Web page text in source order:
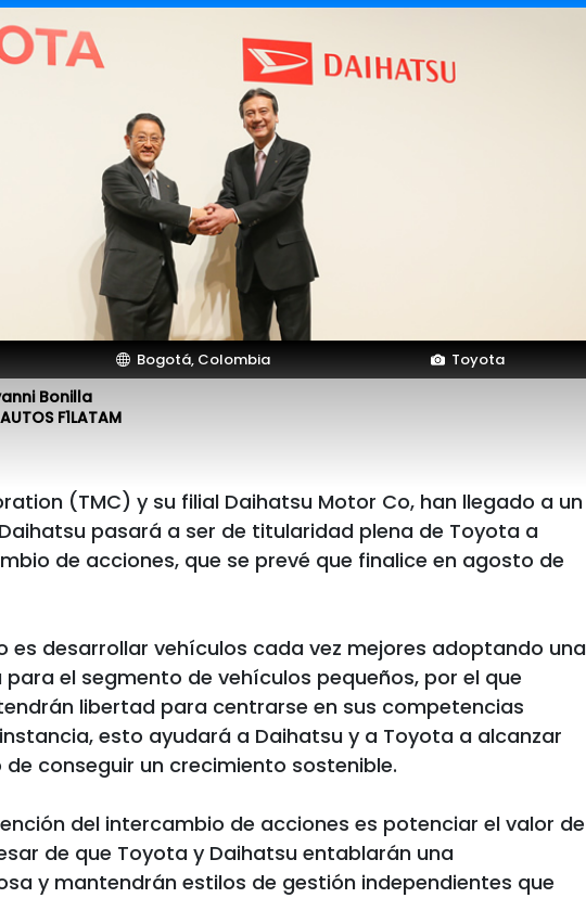
Bogotá, Colombia Toyota
Bonilla
F1LATAM
(TMC) y su filial Daihatsu Motor Co, han llegado a un
pasará a ser de titularidad plena de Toyota a
de acciones, que se prevé que finalice en agosto de
es desarrollar vehículos cada vez mejores adoptando una
el segmento de vehículos pequeños, por el que
libertad para centrarse en sus competencias
esto ayudará a Daihatsu y a Toyota a alcanzar
conseguir un crecimiento sostenible.
del intercambio de acciones es potenciar el valor de
de que Toyota y Daihatsu entablarán una
y mantendrán estilos de gestión independientes que